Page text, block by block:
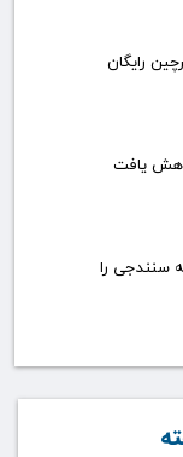
رایگان
یافت
جان کودک ۳ ساله سنندجی را